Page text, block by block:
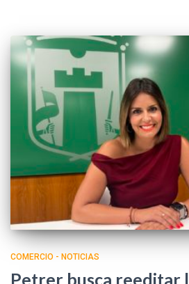
COMERCIO - NOTICIAS
Petrer busca reeditar